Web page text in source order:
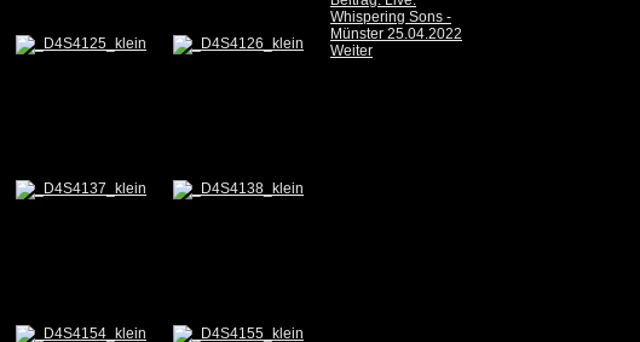
Whispering Sons -
Münster 25.04.2022
Weiter